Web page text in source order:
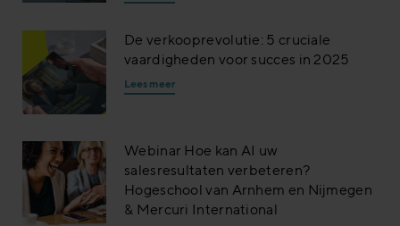
De verkooprevolutie: 5 cruciale
vaardigheden voor succes in 2025
Lees meer
Webinar Hoe kan AI uw
salesresultaten verbeteren?
Hogeschool van Arnhem en Nijmegen
& Mercuri International